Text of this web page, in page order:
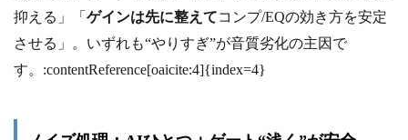
抑える」「 ゲインは先に整えてコンプ/EQの効き方を安定
させる」。いずれも“やりすぎ”が音質劣化の主因で
す。:contentReference[oaicite:4]{index=4}